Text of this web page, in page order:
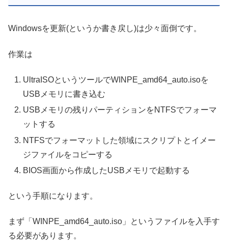
Windowsを更新(というか書き戻し)は少々面倒です。
作業は
UltraISOというツールでWINPE_amd64_auto.isoを
USBメモリに書き込む
USBメモリの残りパーティションをNTFSでフォーマ
ットする
NTFSでフォーマットした領域にスクリプトとイメー
ジファイルをコピーする
BIOS画面から作成したUSBメモリで起動する
という手順になります。
まず「WINPE_amd64_auto.iso」というファイルを入手す
る必要があります。